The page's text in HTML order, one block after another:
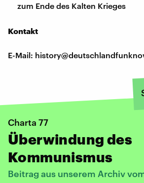
zum Ende des Kalten Krieges
Kontakt
E-Mail:
Charta 77
Überwindung des
Kommunismus
Beitrag aus unserem Archiv